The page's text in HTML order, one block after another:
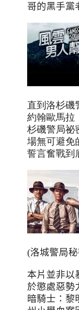
哥的黑手黨
直到洛杉磯
約翰歐馬拉
杉磯警局祕
場無可避免
誓言奮戰到
(洛城警局
本片並非以
於懲處惡勢
暗騎士：黎